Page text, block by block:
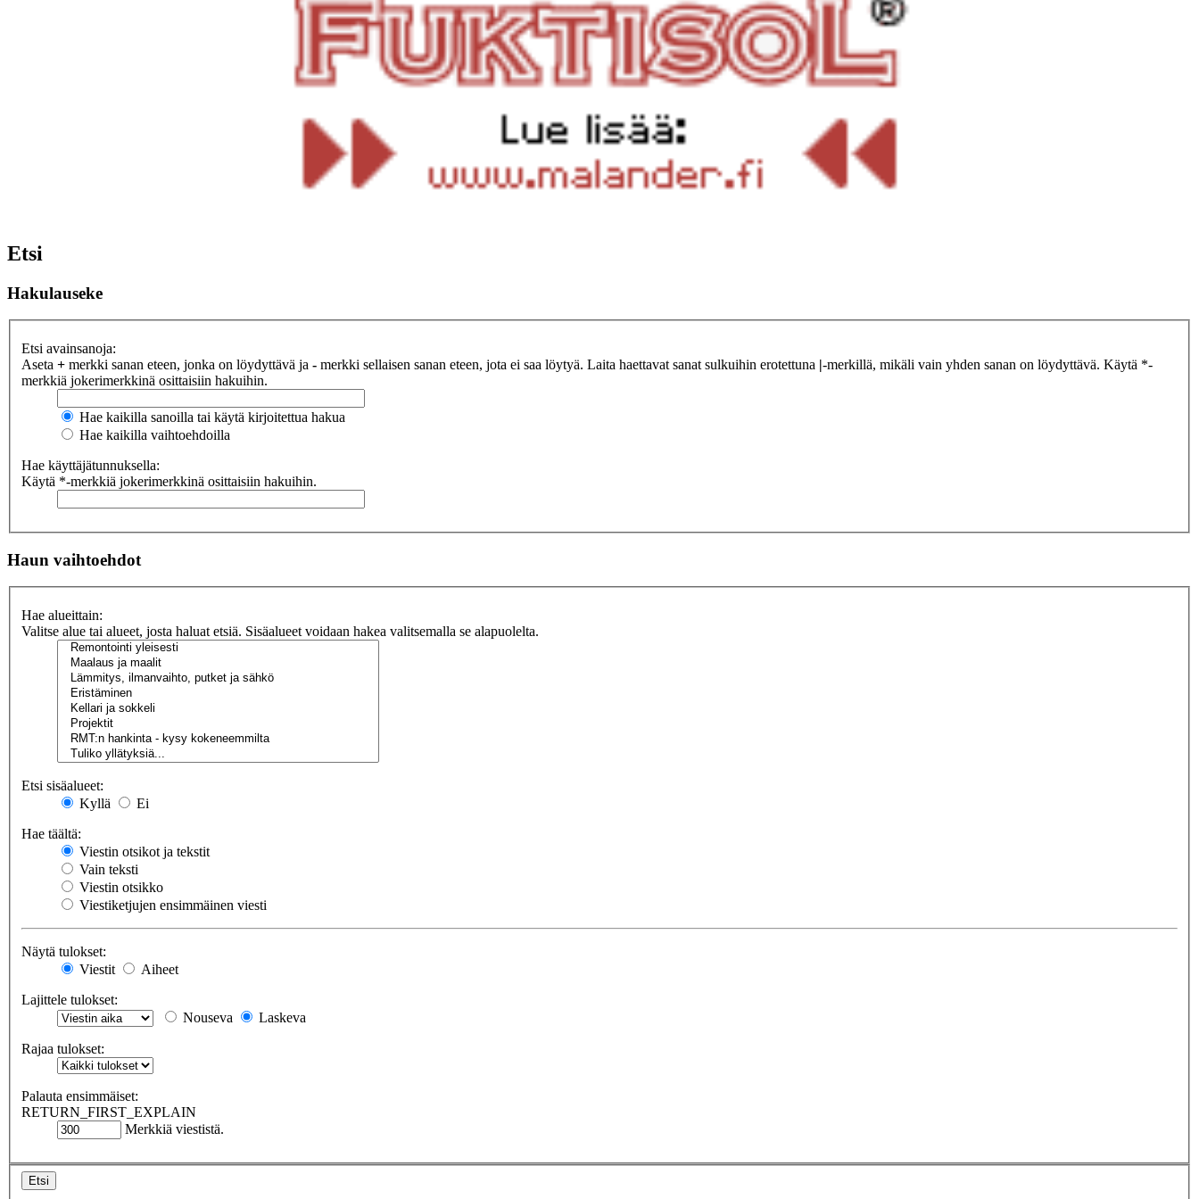
Etsi
Hakulauseke
Etsi avainsanoja:
Aseta + merkki sanan eteen, jonka on löydyttävä ja - merkki sellaisen sanan eteen, jota ei saa löytyä. Laita haettavat sanat sulkuihin erotettuna |-merkillä, mikäli vain yhden sanan on löydyttävä. Käytä *-
merkkiä jokerimerkkinä osittaisiin hakuihin.
Hae kaikilla sanoilla tai käytä kirjoitettua hakua
Hae kaikilla vaihtoehdoilla
Hae käyttäjätunnuksella:
Käytä *-merkkiä jokerimerkkinä osittaisiin hakuihin.
Haun vaihtoehdot
Hae alueittain:
Valitse alue tai alueet, josta haluat etsiä. Sisäalueet voidaan hakea valitsemalla se alapuolelta.
Etsi sisäalueet:
Kyllä
Ei
Hae täältä:
Viestin otsikot ja tekstit
Vain teksti
Viestin otsikko
Viestiketjujen ensimmäinen viesti
Näytä tulokset:
Viestit
Aiheet
Lajittele tulokset:
Nouseva
Laskeva
Rajaa tulokset:
Palauta ensimmäiset:
RETURN_FIRST_EXPLAIN
Merkkiä viestistä.